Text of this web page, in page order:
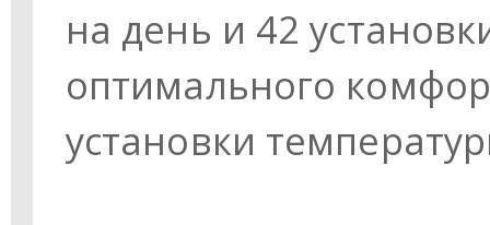
на день и 42
оптимального
установки